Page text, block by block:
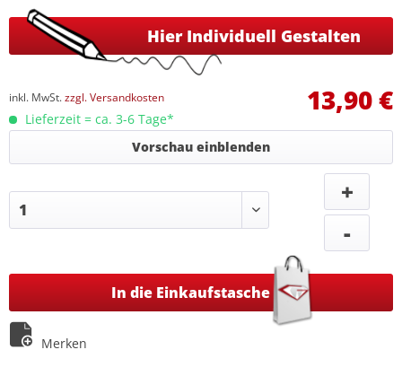
Hier Individuell Gestalten
13,90 €
inkl. MwSt.zzgl. Versandkosten
Lieferzeit = ca. 3-6 Tage*
Vorschau einblenden
+
-
In die Einkaufstasche
Merken